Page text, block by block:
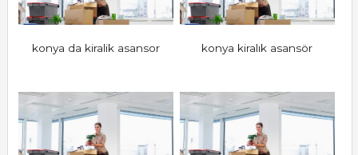
konya da kiralik asansor konya kiralık asansör